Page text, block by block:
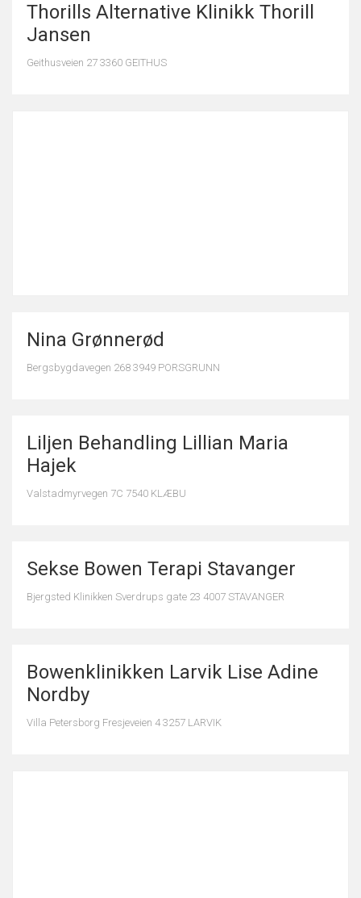
Thorills Alternative Klinikk Thorill
Jansen
Geithusveien 27 3360 GEITHUS
Nina Grønnerød
Bergsbygdavegen 268 3949 PORSGRUNN
Liljen Behandling Lillian Maria
Hajek
Valstadmyrvegen 7C 7540 KLÆBU
Sekse Bowen Terapi Stavanger
Bjergsted Klinikken Sverdrups gate 23 4007 STAVANGER
Bowenklinikken Larvik Lise Adine
Nordby
Villa Petersborg Fresjeveien 4 3257 LARVIK